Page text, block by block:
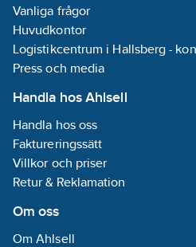
Vanliga frågor
Huvudkontor
Logistikcentrum i Hallsberg -
Press och media
Handla hos Ahlsell
Handla hos oss
Faktureringssätt
Villkor och priser
Retur & Reklamation
Om oss
Om Ahlsell